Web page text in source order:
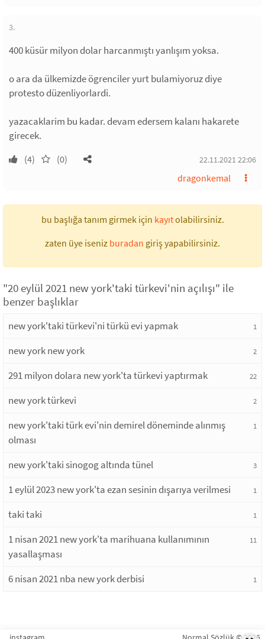
3.
400 küsür milyon dolar harcanmıştı yanlışım yoksa.
o ara da ülkemizde ögrenciler yurt bulamiyoruz diye
protesto düzenliyorlardi.
yazacaklarim bu kadar. devam edersem kalanı hakarete
girecek.
(4) (0) 22.11.2021 22:06
dragonkemal
bu başlığa tanım girmek için kayıtolabilirsiniz.
zaten üye iseniz buradan giriş yapabilirsiniz.
"20 eylül 2021 new york'taki türkevi'nin açılışı" ile
benzer başlıklar
new york'taki türkevi'ni türkü evi yapmak 1
new york new york 2
291 milyon dolara new york'ta türkevi yaptırmak 22
new york türkevi 2
new york'taki türk evi'nin demirel döneminde alınmış
olması
1
new york'taki sinogog altında tünel 3
1 eylül 2023 new york'ta ezan sesinin dışarıya verilmesi 1
taki taki 1
1 nisan 2021 new york'ta marihuana kullanımının
yasallaşması
11
6 nisan 2021 nba new york derbisi 1